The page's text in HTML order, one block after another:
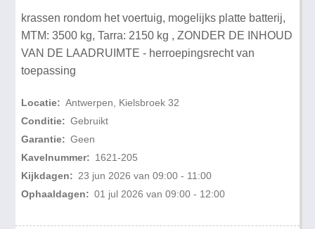
krassen rondom het voertuig, mogelijks platte batterij,
MTM: 3500 kg, Tarra: 2150 kg , ZONDER DE INHOUD
VAN DE LAADRUIMTE - herroepingsrecht van
toepassing
Locatie: Antwerpen, Kielsbroek 32
Conditie: Gebruikt
Garantie: Geen
Kavelnummer: 1621-205
Kijkdagen: 23 jun 2026 van 09:00 - 11:00
Ophaaldagen: 01 jul 2026 van 09:00 - 12:00